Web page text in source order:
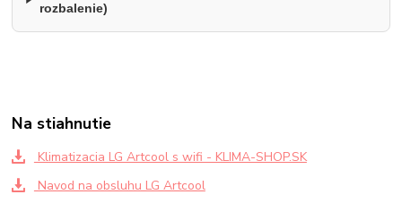
rozbalenie)
Na stiahnutie
Klimatizacia LG Artcool s wifi - KLIMA-SHOP.SK
Navod na obsluhu LG Artcool